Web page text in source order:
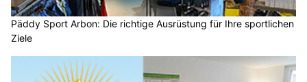
Päddy Sport Arbon: Die richtige Ausrüstung für Ihre sportlichen
Ziele